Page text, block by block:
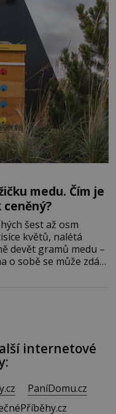
medu. Čím je
šest až osm
květů, nalétá
devět gramů medu –
o sobě se může zdát
internetové
PaníDomu.cz